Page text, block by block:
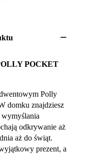
POCKET
Polly
domku znajdziesz
odkrywanie aż
aż do świąt.
prezent, a